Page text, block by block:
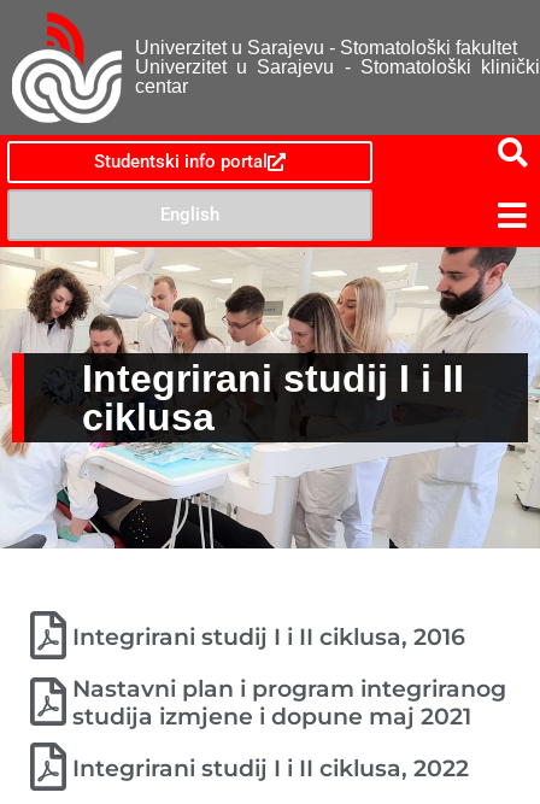
Univerzitet u Sarajevu - Stomatološki fakultet
Univerzitet u Sarajevu - Stomatološki klinički
centar
Studentski info portal
English
Integrirani studij I i II
ciklusa
Integrirani studij I i II ciklusa, 2016
Nastavni plan i program integriranog
studija izmjene i dopune maj 2021
Integrirani studij I i II ciklusa, 2022